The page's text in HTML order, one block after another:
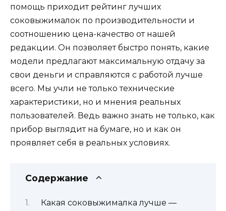
помощь приходит рейтинг лучших
соковыжималок по производительности и
соотношению цена-качество от нашей
редакции. Он позволяет быстро понять, какие
модели предлагают максимальную отдачу за
свои деньги и справляются с работой лучше
всего. Мы учли не только технические
характеристики, но и мнения реальных
пользователей. Ведь важно знать не только, как
прибор выглядит на бумаге, но и как он
проявляет себя в реальных условиях.
Содержание
Какая соковыжималка лучше —